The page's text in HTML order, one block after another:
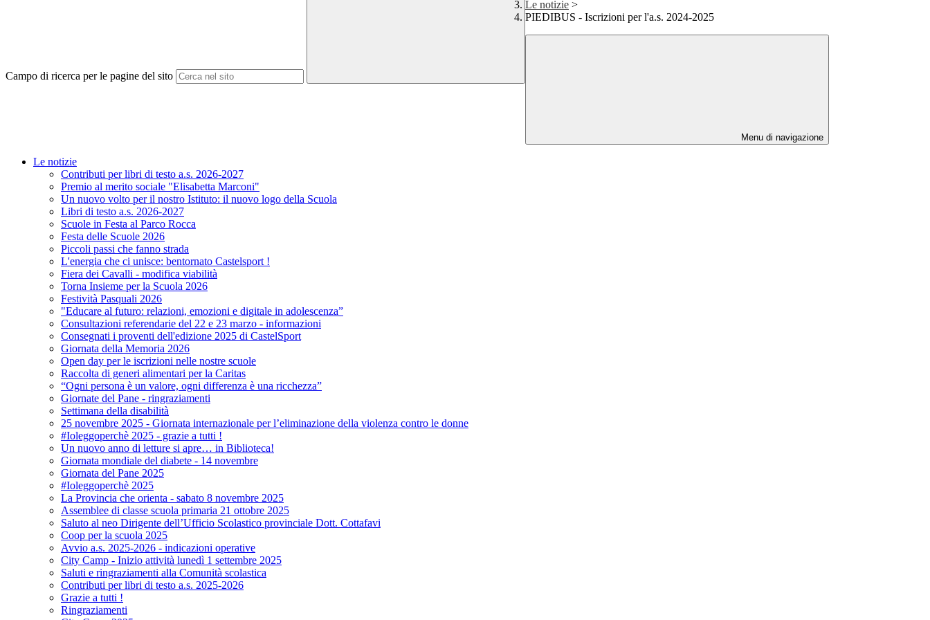
Campo di ricerca per le pagine del sito
Le notizie >
PIEDIBUS - Iscrizioni per l'a.s. 2024-2025
Menu di navigazione
Le notizie
Contributi per libri di testo a.s. 2026-2027
Premio al merito sociale "Elisabetta Marconi"
Un nuovo volto per il nostro Istituto: il nuovo logo della Scuola
Libri di testo a.s. 2026-2027
Scuole in Festa al Parco Rocca
Festa delle Scuole 2026
Piccoli passi che fanno strada
L'energia che ci unisce: bentornato Castelsport !
Fiera dei Cavalli - modifica viabilità
Torna Insieme per la Scuola 2026
Festività Pasquali 2026
"Educare al futuro: relazioni, emozioni e digitale in adolescenza”
Consultazioni referendarie del 22 e 23 marzo - informazioni
Consegnati i proventi dell'edizione 2025 di CastelSport
Giornata della Memoria 2026
Open day per le iscrizioni nelle nostre scuole
Raccolta di generi alimentari per la Caritas
“Ogni persona è un valore, ogni differenza è una ricchezza”
Giornate del Pane - ringraziamenti
Settimana della disabilità
25 novembre 2025 - Giornata internazionale per l’eliminazione della violenza contro le donne
#Ioleggoperchè 2025 - grazie a tutti !
Un nuovo anno di letture si apre… in Biblioteca!
Giornata mondiale del diabete - 14 novembre
Giornata del Pane 2025
#Ioleggoperchè 2025
La Provincia che orienta - sabato 8 novembre 2025
Assemblee di classe scuola primaria 21 ottobre 2025
Saluto al neo Dirigente dell’Ufficio Scolastico provinciale Dott. Cottafavi
Coop per la scuola 2025
Avvio a.s. 2025-2026 - indicazioni operative
City Camp - Inizio attività lunedì 1 settembre 2025
Saluti e ringraziamenti alla Comunità scolastica
Contributi per libri di testo a.s. 2025-2026
Grazie a tutti !
Ringraziamenti